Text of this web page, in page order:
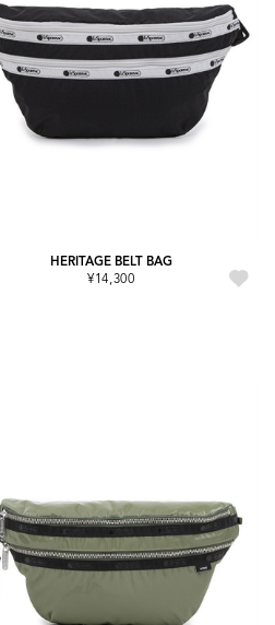
HERITAGE BELT BAG
¥14,300